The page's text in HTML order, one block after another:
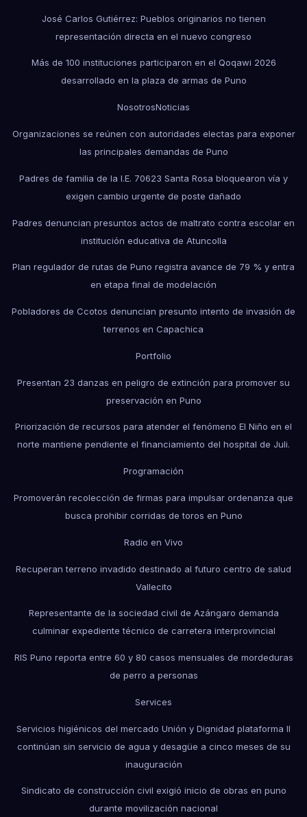
José Carlos Gutiérrez: Pueblos originarios no tienen
representación directa en el nuevo congreso
Más de 100 instituciones participaron en el Qoqawi 2026
desarrollado en la plaza de armas de Puno
NosotrosNoticias
Organizaciones se reúnen con autoridades electas para exponer
las principales demandas de Puno
Padres de familia de la I.E. 70623 Santa Rosa bloquearon vía y
exigen cambio urgente de poste dañado
Padres denuncian presuntos actos de maltrato contra escolar en
institución educativa de Atuncolla
Plan regulador de rutas de Puno registra avance de 79 % y entra
en etapa final de modelación
Pobladores de Ccotos denuncian presunto intento de invasión de
terrenos en Capachica
Portfolio
Presentan 23 danzas en peligro de extinción para promover su
preservación en Puno
Priorización de recursos para atender el fenómeno El Niño en el
norte mantiene pendiente el financiamiento del hospital de Juli.
Programación
Promoverán recolección de firmas para impulsar ordenanza que
busca prohibir corridas de toros en Puno
Radio en Vivo
Recuperan terreno invadido destinado al futuro centro de salud
Vallecito
Representante de la sociedad civil de Azángaro demanda
culminar expediente técnico de carretera interprovincial
RIS Puno reporta entre 60 y 80 casos mensuales de mordeduras
de perro a personas
Services
Servicios higiénicos del mercado Unión y Dignidad plataforma II
continúan sin servicio de agua y desagüe a cinco meses de su
inauguración
Sindicato de construcción civil exigió inicio de obras en puno
durante movilización nacional